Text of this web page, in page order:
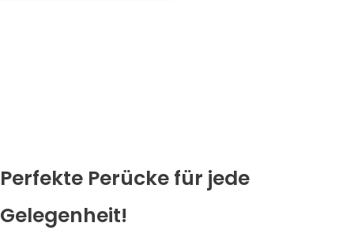
Perfekte Perücke für jede
Gelegenheit!